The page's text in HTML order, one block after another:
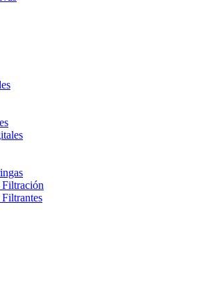
Filtración